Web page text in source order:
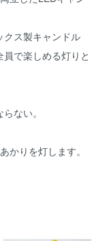
クス製キャンドル
で楽しめる灯りと
ない。
かりを灯します。